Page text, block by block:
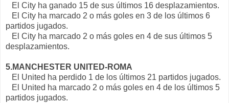
El City ha ganado 15 de sus últimos 16 desplazamientos.
El City ha marcado 2 o más goles en 3 de los últimos 6
partidos jugados.
El City ha marcado 2 o más goles en 4 de sus últimos 5
desplazamientos.
5.MANCHESTER UNITED-ROMA
El United ha perdido 1 de los últimos 21 partidos jugados.
El United ha marcado 2 o más goles en 4 de los últimos 5
partidos jugados.